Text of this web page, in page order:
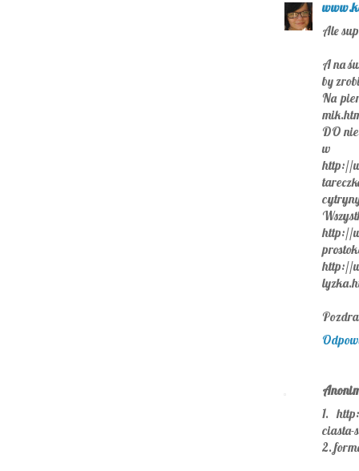
Ale
A na
by
Na
DO
w
http://
http://
http://
1.
ciasta-
2.